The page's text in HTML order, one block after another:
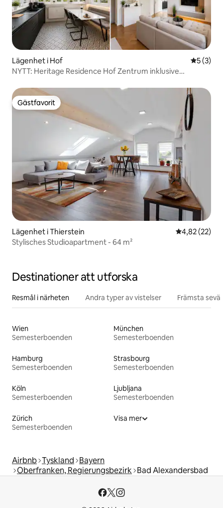
Lägenhet i Hof 5 av 5 i
5 (3)
NYTT: Heritage Residence Hof Zentrum inklusive
Gästfavorit
Gästfavorit
Lägenhet i Thierstein 4,82 av 5 i
4,82 (22)
Stylisches Studioapartment - 64 m²
Destinationer att utforska
Resmål i närheten Andra typer av vistelser Främsta
Wien
Semesterboenden
München
Semesterboenden
Hamburg
Semesterboenden
Strasbourg
Semesterboenden
Köln
Semesterboenden
Ljubljana
Semesterboenden
Zürich
Semesterboenden
Visa mer
Airbnb Tyskland Bayern
Oberfranken, Regierungsbezirk Bad Alexandersbad